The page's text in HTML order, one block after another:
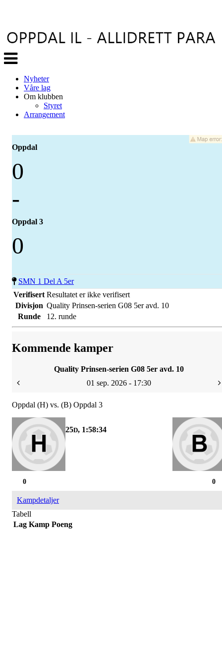
Veksle
navigasjon
Nyheter
Våre lag
Om klubben
Styret
Arrangement
Oppdal
0
-
Oppdal 3
0
SMN 1 Del A 5er
Verifisert Resultatet er ikke verifisert
Divisjon Quality Prinsen-serien G08 5er avd. 10
Runde
12. runde
Kommende kamper
Quality Prinsen-serien G08 5er avd. 10
01 sep. 2026 - 17:30
Oppdal (H) vs. (B) Oppdal 3
25D, 1:58:34
0
0
Kampdetaljer
Tabell
Lag Kamp Poeng